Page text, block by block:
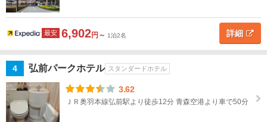
ホ
テ
ル
名
の
地図
を表示
八
戸・
三
半島
八甲
田・
最安 6,902円～ 1泊2名 詳細
4 弘前パークホテル スタンダードホテル
3.62
ＪＲ奥羽本線弘前駅より徒歩12分 青森空港より車で50分